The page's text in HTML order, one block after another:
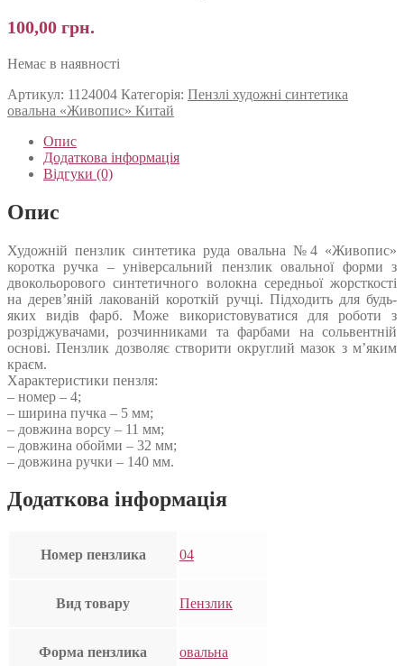
100,00 грн.
Немає в наявності
Артикул: 1124004 Категорія: Пензлі художні синтетика
овальна «Живопис» Китай
Опис
Додаткова інформація
Відгуки (0)
Опис
Художній пензлик синтетика руда овальна №4 «Живопис»
коротка ручка – універсальний пензлик овальної форми з
двокольорового синтетичного волокна середньої жорсткості
на дерев’яній лакованій короткій ручці. Підходить для будь-
яких видів фарб. Може використовуватися для роботи з
розріджувачами, розчинниками та фарбами на сольвентній
основі. Пензлик дозволяє створити округлий мазок з м’яким
краєм.
Характеристики пензля:
– номер – 4;
– ширина пучка – 5 мм;
– довжина ворсу – 11 мм;
– довжина обойми – 32 мм;
– довжина ручки – 140 мм.
Додаткова інформація
Номер пензлика 04
Вид товару Пензлик
Форма пензлика овальна